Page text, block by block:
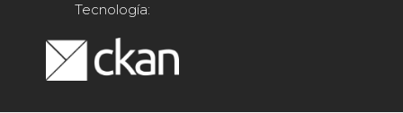
Tecnología: